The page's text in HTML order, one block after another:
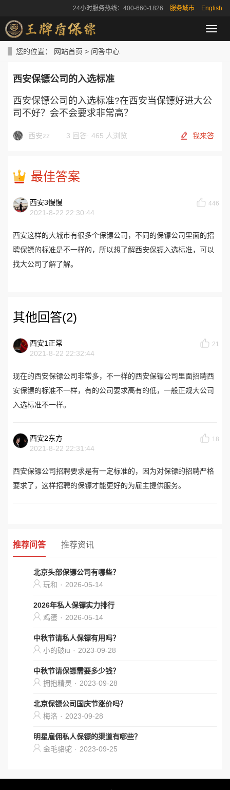
24小时服务热线：400-660-1826 服务城市 English
导
航
您的位置： 网站首页 > 问答中心
西安保镖公司的入选标准
西安保镖公司的入选标准?在西安当保镖好进大公
司不好？会不会要求非常高？
西安zz 3 回答· 465 人浏览 我来答
最佳答案
西安3慢慢
2021-8-22 22:30:44
446
西安这样的大城市有很多个保镖公司，不同的保镖公司里面的招
聘保镖的标准是不一样的，所以想了解西安保镖入选标准，可以
找大公司了解了解。
其他回答(2)
西安1正常
2021-8-22 22:32:44
21
现在的西安保镖公司非常多，不一样的西安保镖公司里面招聘西
安保镖的标准不一样，有的公司要求高有的低，一般正规大公司
入选标准不一样。
西安2东方
2021-8-22 22:31:44
18
西安保镖公司招聘要求是有一定标准的，因为对保镖的招聘严格
要求了，这样招聘的保镖才能更好的为雇主提供服务。
推荐问答 推荐资讯
北京头部保镖公司有哪些？
玩和 · 2026-05-14
2026年私人保镖实力排行
鸡蛋 · 2026-05-14
中秋节请私人保镖有用吗？
小的破iu · 2023-09-28
中秋节请保镖需要多少钱？
拥抱精灵 · 2023-09-28
北京保镖公司国庆节涨价吗？
梅洛 · 2023-09-28
明星雇佣私人保镖的渠道有哪些？
金毛骆驼 · 2023-09-25